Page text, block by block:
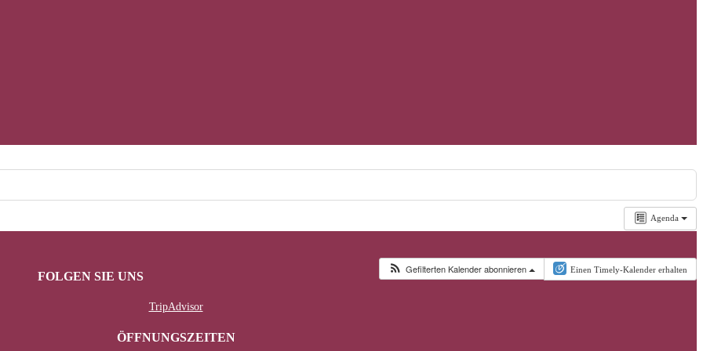
Agenda
Gefilterten Kalender abonnieren Einen Timely-Kalender erhalten
FOLGEN SIE UNS
TripAdvisor
ÖFFNUNGSZEITEN